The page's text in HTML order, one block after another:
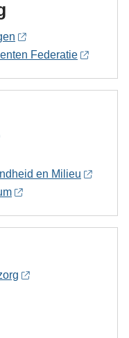
Federatie
en Milieu